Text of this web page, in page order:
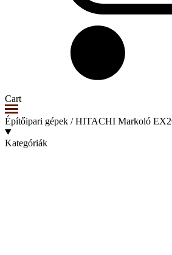
Cart
Építőipari gépek / HITACHI Markoló
Kategóriák